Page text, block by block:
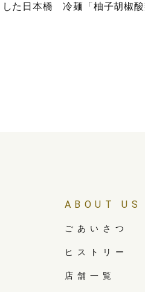
た 日本橋 冷麺「柚子胡椒
ABOUT US
ごあいさつ
ヒストリー
店舗一覧